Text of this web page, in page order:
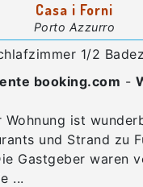
Casa i Forni
Porto Azzurro
1/2
booking.com -
Wohnung ist
und Strand zu
Gastgeber waren
...